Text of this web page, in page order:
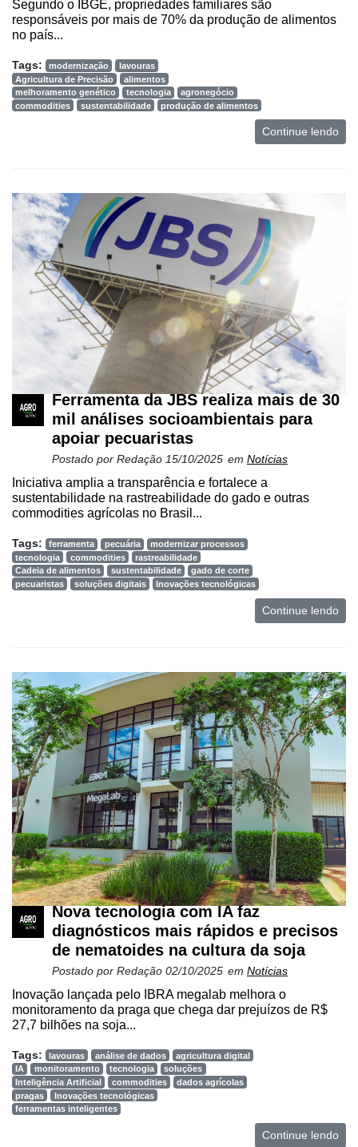
e
Análise
Commerce
Informatização
Empresarial
Tecnologia
para
Recursos
Hídricos
Membros
Néctar
Tecprime
Agro
Lean
Way
Consulting
Manager
ONE
Segundo o IBGE, propriedades familiares são
responsáveis por mais de 70% da produção de alimentos
no país...
Tags: modernização
lavouras
Agricultura de Precisão
alimentos
melhoramento genético
tecnologia
agronegócio
commodities
sustentabilidade produção de alimentos
Continue lendo
Ferramenta da JBS realiza mais de 30
mil análises socioambientais para
apoiar pecuaristas
Postado por Redação 15/10/2025 em Notícias
Iniciativa amplia a transparência e fortalece a
sustentabilidade na rastreabilidade do gado e outras
commodities agrícolas no Brasil...
Tags: ferramenta pecuária
modernizar processos
tecnologia
commodities
rastreabilidade
Cadeia de alimentos
sustentabilidade
gado de corte
pecuaristas
soluções digitais Inovações tecnológicas
Continue lendo
Nova tecnologia com IA faz
diagnósticos mais rápidos e precisos
de nematoides na cultura da soja
Postado por Redação 02/10/2025 em Notícias
Inovação lançada pelo IBRA megalab melhora o
monitoramento da praga que chega dar prejuízos de R$
27,7 bilhões na soja...
Tags: lavouras análise de dados
agricultura digital
IA
monitoramento tecnologia
soluções
Inteligência Artificial
commodities
dados agrícolas
pragas
Inovações tecnológicas
ferramentas inteligentes
Continue lendo